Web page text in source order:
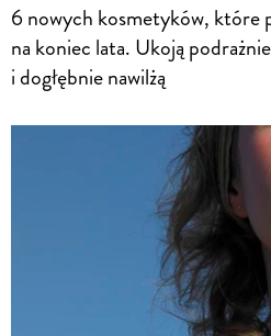
6 nowych kosmetyków, które
na koniec lata. Ukoją
i dogłębnie nawilżą